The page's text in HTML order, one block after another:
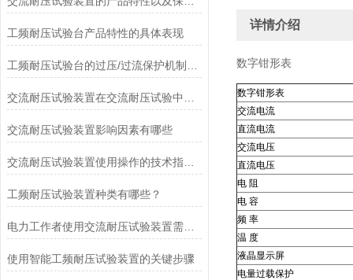
工频耐压试验台产品特性的具体表现
交流耐压试验装置影响因素有哪些
交流耐压试验装置使用操作的技术指导思路
工频耐压试验装置种类有哪些？
电力工作者使用交流耐压试验装置需注意的事项
使用智能工频耐压试验装置的关键步骤
详情介绍
数字钳形表
数字钳形表
交流电流
直流电流
交流电压
直流电压
电 阻
电 容
频 率
温 度
液晶显示屏
电量过载保护